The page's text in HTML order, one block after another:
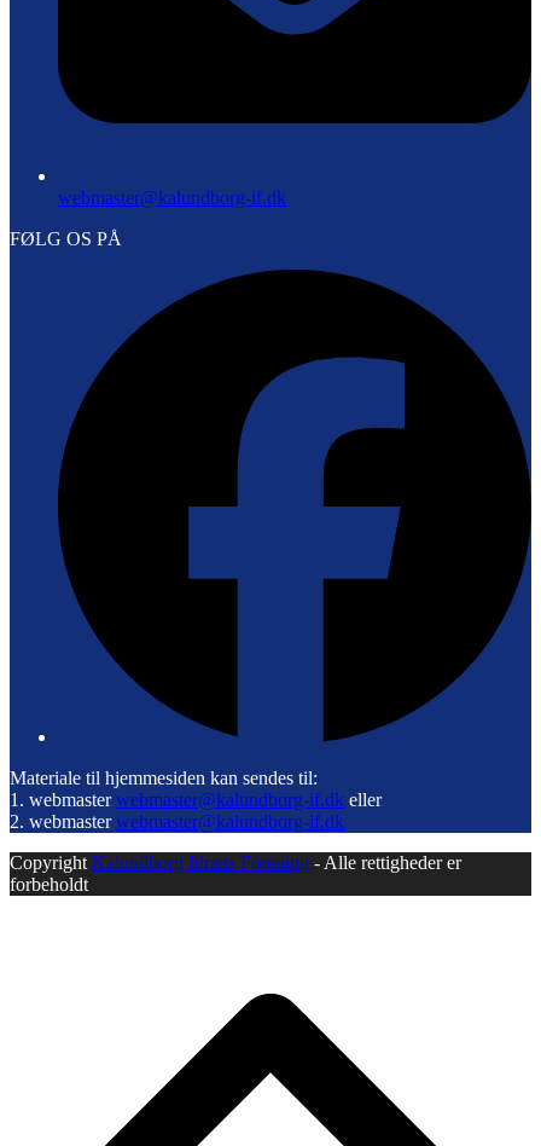
webmaster@kalundborg-if.dk
FØLG OS PÅ
Materiale til hjemmesiden kan sendes til:
1. webmasterwebmaster@kalundborg-if.dk eller
2. webmasterwebmaster@kalundborg-if.dk
Copyright Kalundborg Idræts Forening - Alle rettigheder er
forbeholdt